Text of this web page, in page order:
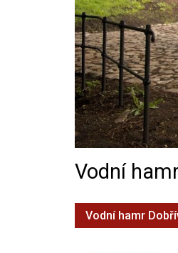
Vodní
Vodní hamr